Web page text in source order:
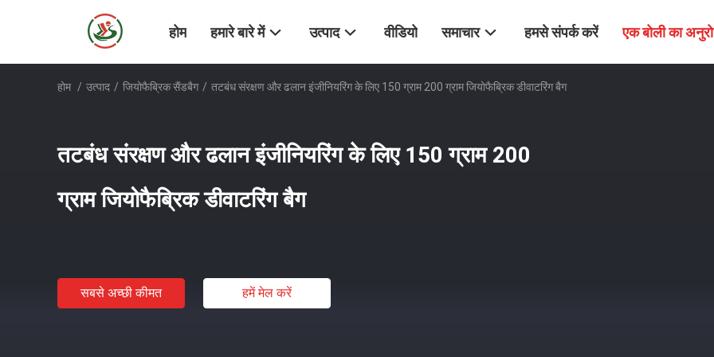
होम हमारे बारे में उत्पाद वीडियो समाचार हमसे संपर्क करें एक बोली का
होम / उत्पाद / जियोफैब्रिक सैंडबैग / तटबंध संरक्षण और ढलान इंजीनियरिंग के लिए 150 ग्राम 200 ग्राम जियोफैब्रिक डीवाटरिंग बैग
तटबंध संरक्षण और ढलान इंजीनियरिंग के लिए 150 ग्राम 200
ग्राम जियोफैब्रिक डीवाटरिंग बैग
सबसे अच्छी कीमत हमें मेल करें